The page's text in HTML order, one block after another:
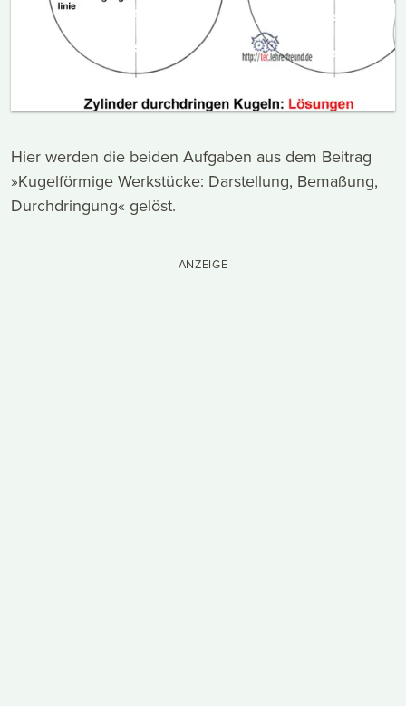
Hier werden die beiden Aufgaben aus dem Beitrag
»Kugelförmige Werkstücke: Darstellung, Bemaßung,
Durchdringung« gelöst.
ANZEIGE